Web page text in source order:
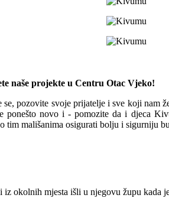
naše projekte u Centru Otac Vjeko!
se, pozovite svoje prijatelje i sve koji nam
ponešto novo i - pomozite da i djeca
tim mališanima osigurati bolju i sigurniju
okolnih mjesta išli u njegovu župu kada